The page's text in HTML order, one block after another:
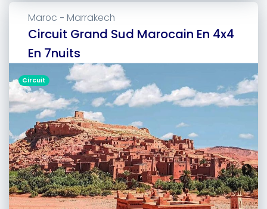
Circuit Grand Sud Marocain En 4x4
En 7nuits
Maroc - Marrakech
Circuit